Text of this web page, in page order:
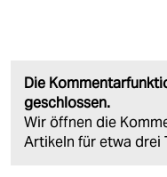
Die
geschlossen.
Wir öffnen die
Artikeln für etwa drei